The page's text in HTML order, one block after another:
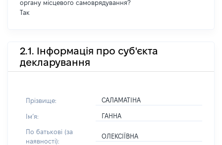
органу місцевого самоврядування?
Так
2.1. Інформація про суб'єкта
декларування
Прізвище: САЛАМАТІНА
Імʼя: ГАННА
По батькові (за
наявності):
ОЛЕКСІЇВНА